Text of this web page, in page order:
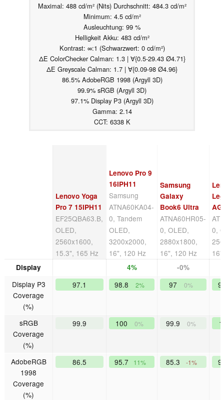
Maximal: 488 cd/m² (Nits) Durchschnitt: 484.3 cd/m²
Minimum: 4.5 cd/m²
Ausleuchtung: 99 %
Helligkeit Akku: 483 cd/m²
Kontrast: ∞:1 (Schwarzwert: 0 cd/m²)
ΔE ColorChecker Calman: 1.3 | ∀{0.5-29.43 Ø4.71}
ΔE Greyscale Calman: 1.7 | ∀{0.09-98 Ø4.96}
86.5% AdobeRGB 1998 (Argyll 3D)
99.9% sRGB (Argyll 3D)
97.1% Display P3 (Argyll 3D)
Gamma: 2.14
CCT: 6338 K
Lenovo Yoga
Pro 7 15IPH11
EF25QBA63.B,
OLED,
2560x1600,
15.3", 165 Hz
Lenovo Pro 9
16IPH11
Samsung
ATNA60KA04-
0, Tandem
OLED,
3200x2000,
16", 120 Hz
Samsung
Galaxy
Book6 Ultra
ATNA60HR05-
0, OLED,
2880x1800,
16", 120 Hz
0,
Display 4% -0%
Display P3
Coverage
(%)
97.1 98.8 2% 97 0%
sRGB
Coverage
(%)
99.9 100 0% 99.9 0%
AdobeRGB
1998
Coverage
(%)
86.5 95.7 11% 85.3 -1%